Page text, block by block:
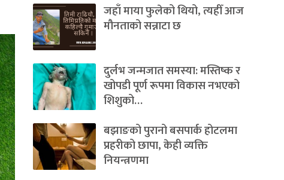
जहाँ माया फुलेको थियो, त्यहीँ आज
मौनताको सन्नाटा छ
दुर्लभ जन्मजात समस्या: मस्तिष्क र
खोपडी पूर्ण रूपमा विकास नभएको
शिशुको…
बझाङको पुरानो बसपार्क होटलमा
प्रहरीको छापा, केही व्यक्ति
नियन्त्रणमा